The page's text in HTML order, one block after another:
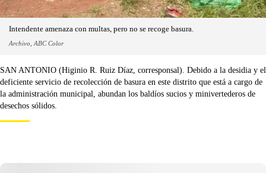
Intendente amenaza con multas, pero no se recoge basura.
Archivo, ABC Color
SAN ANTONIO (Higinio R. Ruiz Díaz, corresponsal). Debido a la desidia y el
deficiente servicio de recolección de basura en este distrito que está a cargo de
la administración municipal, abundan los baldíos sucios y minivertederos de
desechos sólidos.